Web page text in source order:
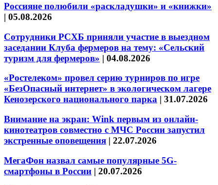
Россияне полюбили «раскладушки» и «книжки»
| 05.08.2026
Сотрудники РСХБ приняли участие в выездном
заседании Клуба фермеров на тему: «Сельский
туризм для фермеров» | 04.08.2026
«Ростелеком» провел серию турниров по игре
«БезОпасный интернет» в экологическом лагере
Кенозерского национального парка | 31.07.2026
Внимание на экран: Wink первым из онлайн-
кинотеатров совместно с МЧС России запустил
экстренные оповещения | 22.07.2026
МегаФон назвал самые популярные 5G-
смартфоны в России | 20.07.2026